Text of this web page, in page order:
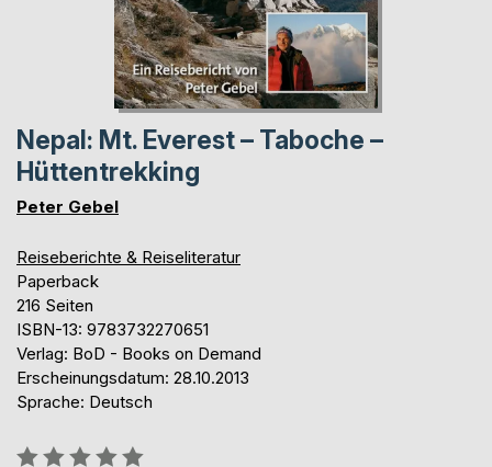
Nepal: Mt. Everest – Taboche –
Hüttentrekking
Peter Gebel
Reiseberichte & Reiseliteratur
Paperback
216 Seiten
ISBN-13: 9783732270651
Verlag: BoD - Books on Demand
Erscheinungsdatum: 28.10.2013
Sprache: Deutsch
Bewertung::